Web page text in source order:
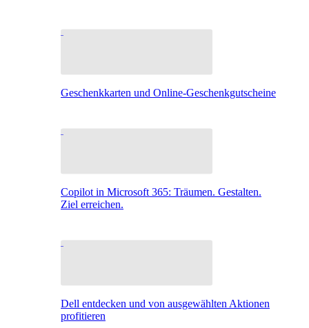
Geschenkkarten und Online-Geschenkgutscheine
Copilot in Microsoft 365: Träumen. Gestalten.
Ziel erreichen.
Dell entdecken und von ausgewählten Aktionen
profitieren